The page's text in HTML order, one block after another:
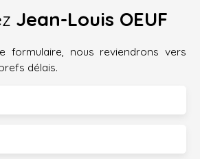
Jean-Louis OEUF
formulaire, nous reviendrons vers
délais.